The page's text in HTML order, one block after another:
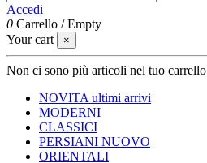
Accedi
0 Carrello /Empty
Your cart
×
Non ci sono più articoli nel tuo carrello
NOVITA ultimi arrivi
MODERNI
CLASSICI
PERSIANI NUOVO
ORIENTALI